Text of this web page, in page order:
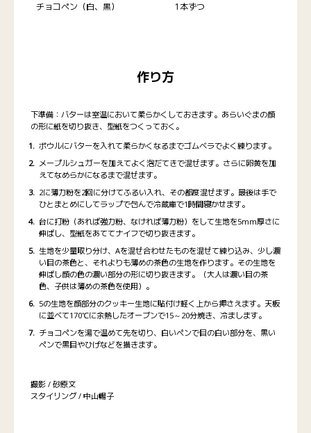
チョコペン（白、黒） 1本ずつ
作り方
下準備：バターは室温において柔らかくしておきます。あらいぐまの顔
の形に紙を切り抜き、型紙をつくっておく。
ボウルにバターを入れて柔らかくなるまでゴムベラでよく練ります。
メープルシュガーを加えてよく泡だてきで混ぜます。さらに卵黄を加
えてなめらかになるまで混ぜます。
2に薄力粉を2回に分けてふるい入れ、その都度混ぜます。最後は手で
ひとまとめにしてラップで包んで冷蔵庫で1時間寝かせます。
台に打粉（あれば強力粉、なければ薄力粉）をして生地を5mm厚さに
伸ばし、型紙をあててナイフで切り抜きます。
生地を少量取り分け、Aを混ぜ合わせたものを混ぜて練り込み、少し濃
い目の茶色と、それよりも薄めの茶色の生地を作ります。その生地を
伸ばし顔の色の濃い部分の形に切り抜きます。（大人は濃い目の茶
色、子供は薄めの茶色を使用）。
5の生地を顔部分のクッキー生地に貼付け軽く上から押さえます。天板
に並べて170℃に余熱したオーブンで15～20分焼き、冷まします。
チョコペンを湯で温めて先を切り、白いペンで目の白い部分を、黒い
ペンで黒目やひげなどを描きます。
撮影 / 砂原文
スタイリング / 中山暢子